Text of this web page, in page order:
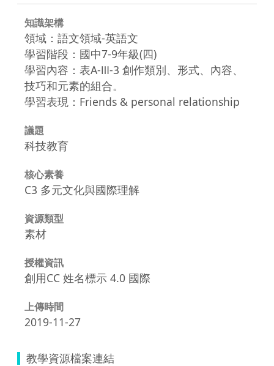
知識架構
領域：語文領域-英語文
學習階段：國中7-9年級(四)
學習內容：表A-Ⅲ-3 創作類別、形式、內容、
技巧和元素的組合。
學習表現：Friends & personal relationship
議題
科技教育
核心素養
C3 多元文化與國際理解
資源類型
素材
授權資訊
創用CC 姓名標示 4.0 國際
上傳時間
2019-11-27
教學資源檔案連結